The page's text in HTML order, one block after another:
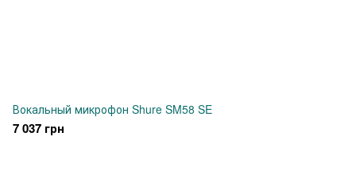
Вокальный микрофон Shure SM58 SE
7 037 грн